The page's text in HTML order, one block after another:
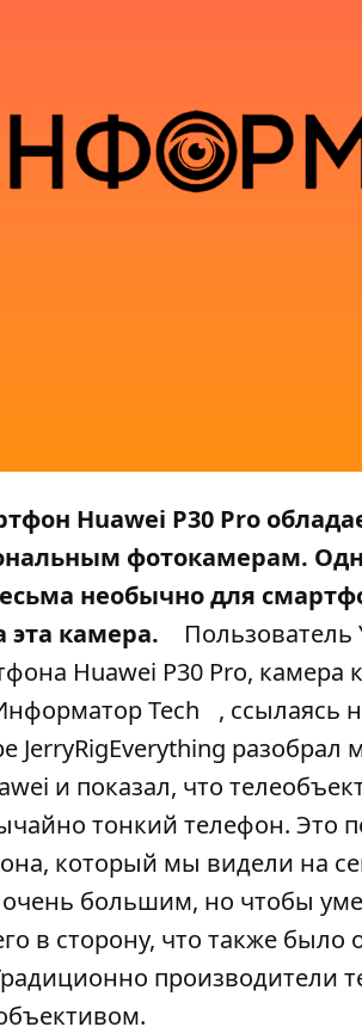
Huawei P30 Pro
фотокамерам.
необычно для
эта камера.
Пользователь
Huawei P30 Pro, камера
Tech , ссылаясь
JerryRigEverything
и показал, что
тонкий телефон. Это
который мы видели на
большим, но чтобы
в сторону, что также
производители